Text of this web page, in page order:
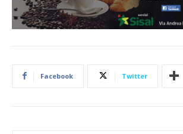
Facebook Twitter